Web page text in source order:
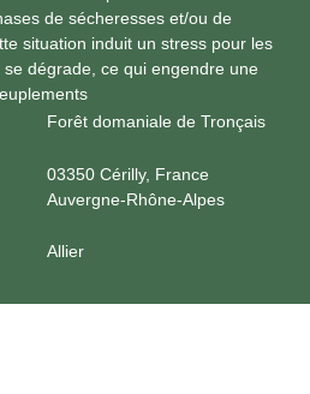
de sécheresses et/ou de
situation induit un stress pour les
dégrade, ce qui engendre une
Forêt domaniale de Tronçais
03350 Cérilly, France
Auvergne-Rhône-Alpes
Allier